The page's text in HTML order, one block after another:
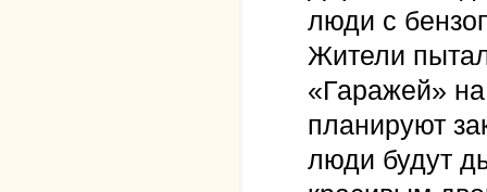
люди с
Жители
«Гаражей»
планируют
люди будут